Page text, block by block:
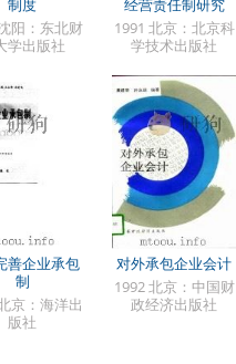
制度
阳：东北财
学出版社
经营责任制研究
1991 北京：北京科
学技术出版社
善企业承包
制
京：海洋出
版社
对外承包企业会计
1992 北京：中国财
政经济出版社